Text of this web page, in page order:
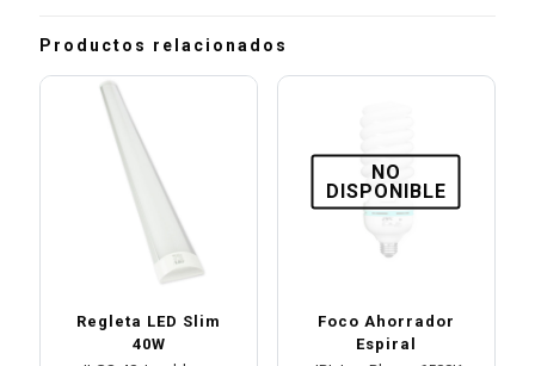
Productos relacionados
Regleta LED Slim
40W
NO
DISPONIBLE
Foco Ahorrador
Espiral